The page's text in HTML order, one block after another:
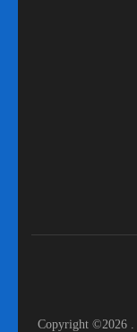
Copyright ©2026